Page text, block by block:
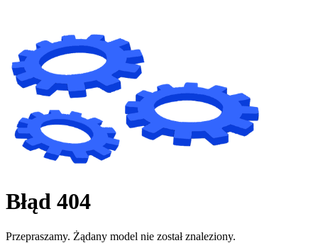
Błąd 404
Przepraszamy. Żądany model nie został znaleziony.